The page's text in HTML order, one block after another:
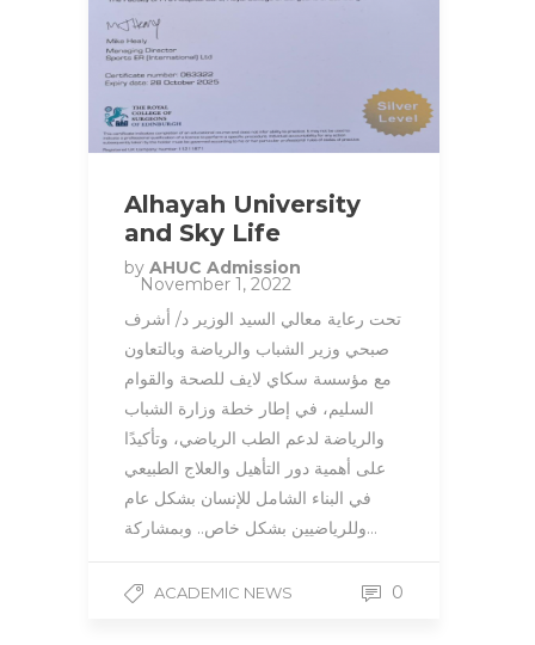
Alhayah University
and Sky Life
by AHUC Admission
November 1, 2022
تحت رعاية معالي السيد الوزير د/ أشرف
صبحي وزير الشباب والرياضة وبالتعاون
مع مؤسسة سكاي لايف للصحة والقوام
السليم، في إطار خطة وزارة الشباب
والرياضة لدعم الطب الرياضي، وتأكيدًا
على أهمية دور التأهيل والعلاج الطبيعي
في البناء الشامل للإنسان بشكل عام
وللرياضيين بشكل خاص.. وبمشاركة…
ACADEMIC NEWS 0